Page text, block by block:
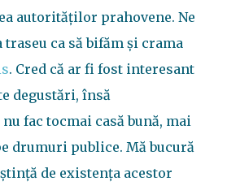
autorităților prahovene. Ne
traseu ca să bifăm și crama
. Cred că ar fi fost interesant
degustări, însă
fac tocmai casă bună, mai
drumuri publice. Mă bucură
de existența acestor